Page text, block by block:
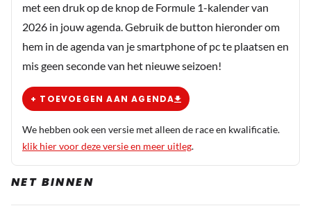
met een druk op de knop de Formule 1-kalender van
2026 in jouw agenda. Gebruik de button hieronder om
hem in de agenda van je smartphone of pc te plaatsen en
mis geen seconde van het nieuwe seizoen!
+ TOEVOEGEN AAN AGENDA
We hebben ook een versie met alleen de race en kwalificatie.
klik hier voor deze versie en meer uitleg.
NET BINNEN